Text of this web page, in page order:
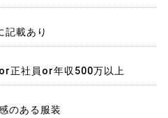
記載あり
正社員or年収500万以上
のある服装